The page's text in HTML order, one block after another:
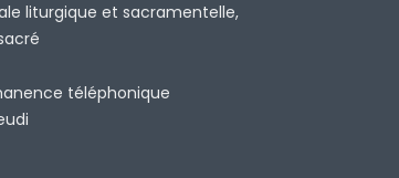
liturgique et sacramentelle,
téléphonique